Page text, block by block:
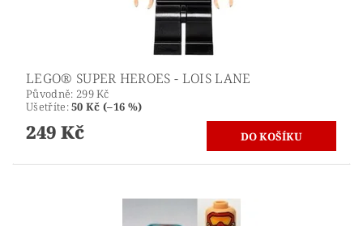
LEGO® SUPER HEROES - LOIS LANE
Původně: 299 Kč
Ušetříte:50 Kč (–16 %)
249 Kč